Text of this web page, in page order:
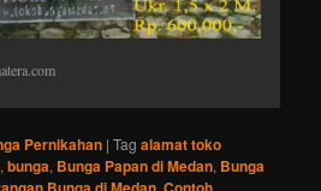
Pernikahan |Tag alamat toko
,bunga, Bunga Papan di Medan, Bunga
,